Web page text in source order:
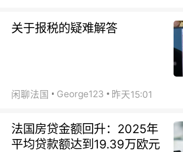
关于报税的疑难解答
闲聊法国 George123 昨天15:01
法国房贷金额回升：2025年
平均贷款额达到19.39万欧元